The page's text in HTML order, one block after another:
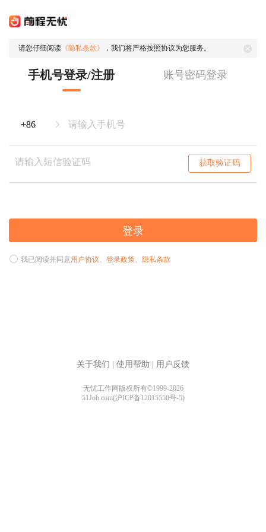
请您仔细阅读 《隐私条款》 ，我们将严格按照协议为您服务。
手机号登录/注册 账号密码登录
获取验证码
登录
我已阅读并同意用户协议、 登录政策、 隐私条款
关于我们 使用帮助 用户反馈
无忧工作网版权所有©1999-2026
51Job.com(沪ICP备12015550号-5)